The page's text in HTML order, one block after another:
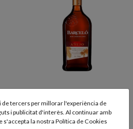
Barceló Añejo 70cl.
Ron de República Dominicana
de tercers per millorar l'experiència de
i publicitat d'interès. Al continuar amb
s'accepta la nostra Política de Cookies